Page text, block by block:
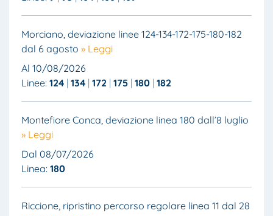
Morciano, deviazione linee 124-134-172-175-180-182
dal 6 agosto » Leggi
Al 10/08/2026
Linee: 124 134 172 175 180 182
Montefiore Conca, deviazione linea 180 dall’8 luglio
» Leggi
Dal 08/07/2026
Linea: 180
Riccione, ripristino percorso regolare linea 11 dal 28